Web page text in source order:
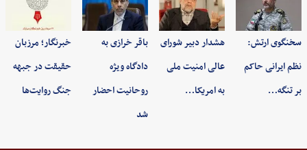
سخنگوی ارتش:
نظم ایرانی حاکم
بر تنگه…
هشدار دبیر شورای
عالی امنیت ملی
به امریکا…
باقر خرازی به
دادگاه ویژه
روحانیت احضار
شد
خبرنگار؛ مرزبان
حقیقت در جبهه
جنگ روایت‌ها